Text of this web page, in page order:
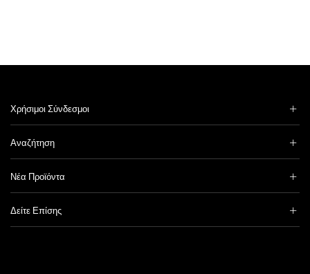
Χρήσιμοι Σύνδεσμοι
Αναζήτηση
Νέα Προϊόντα
Δείτε Επίσης